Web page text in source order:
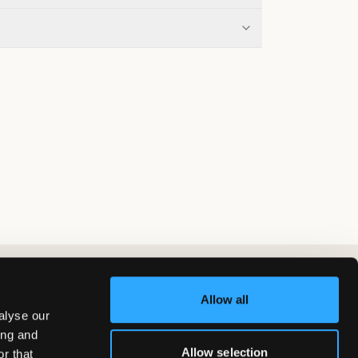
our
and
that
Allow all
Allow selection